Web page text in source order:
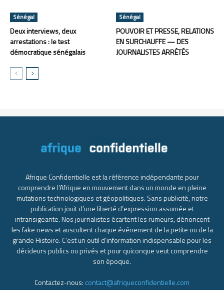
Sénégal
Deux interviews, deux
arrestations : le test
démocratique sénégalais
Sénégal
POUVOIR ET PRESSE, RELATIONS
EN SURCHAUFFE — DES
JOURNALISTES ARRÊTÉS
Afrique Confidentielle est la référence indépendante pour
comprendre l’Afrique en mouvement dans un monde en pleine
mutations technologiques et géopolitiques. Sans publicité, notre
publication jouit d’une liberté d’expression assumée et
intransigeante. Nos journalistes écartent les rumeurs, dénoncent
les fake news et auscultent chaque événement de la petite ou de la
grande Histoire. C’est un outil d’information indispensable pour les
décideurs publics ou privés et pour quiconque veut comprendre
son époque.
Contactez-nous: contact@afriqueconfidentielle.com